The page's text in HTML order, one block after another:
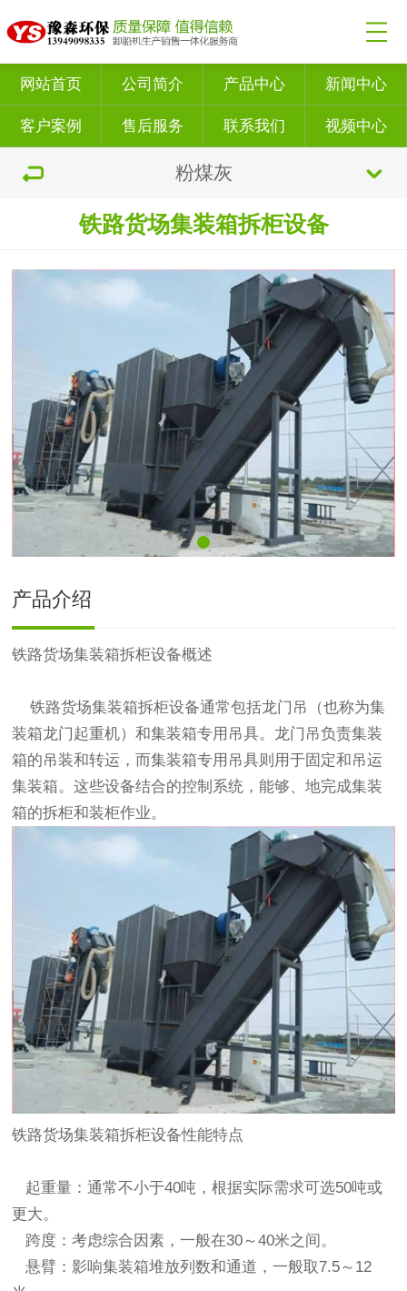
网站首页 公司简介 产品中心 新闻中心
客户案例 售后服务 联系我们 视频中心
粉煤灰
铁路货场集装箱拆柜设备
产品介绍
铁路货场集装箱拆柜设备概述
铁路货场集装箱拆柜设备通常包括龙门吊（也称为集
装箱龙门起重机）和集装箱专用吊具。龙门吊负责集装
箱的吊装和转运，而集装箱专用吊具则用于固定和吊运
集装箱。这些设备结合的控制系统，能够、地完成集装
箱的拆柜和装柜作业。
铁路货场集装箱拆柜设备性能特点
起重量：通常不小于40吨，根据实际需求可选50吨或
更大。
跨度：考虑综合因素，一般在30～40米之间。
悬臂：影响集装箱堆放列数和通道，一般取7.5～12